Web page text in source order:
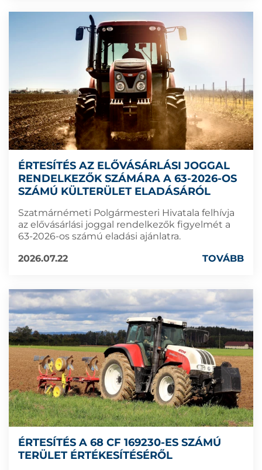
ÉRTESÍTÉS AZ ELŐVÁSÁRLÁSI JOGGAL
RENDELKEZŐK SZÁMÁRA A 63-2026-OS
SZÁMÚ KÜLTERÜLET ELADÁSÁRÓL
Szatmárnémeti Polgármesteri Hivatala felhívja
az elővásárlási joggal rendelkezők figyelmét a
63-2026-os számú eladási ajánlatra.
2026.07.22
TOVÁBB
ÉRTESÍTÉS A 68 CF 169230-ES SZÁMÚ
TERÜLET ÉRTÉKESÍTÉSÉRŐL